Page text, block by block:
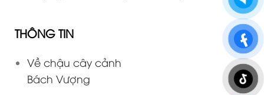
THÔNG TIN
Về chậu cây cảnh
Bách Vượng